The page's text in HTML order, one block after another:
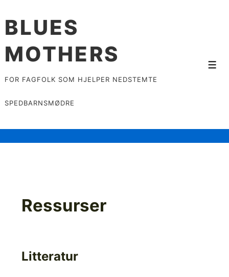
Skip
to
Main
Content
BLUES
MOTHERS
FOR FAGFOLK SOM HJELPER NEDSTEMTE
SPEDBARNSMØDRE
Ressurser
Litteratur